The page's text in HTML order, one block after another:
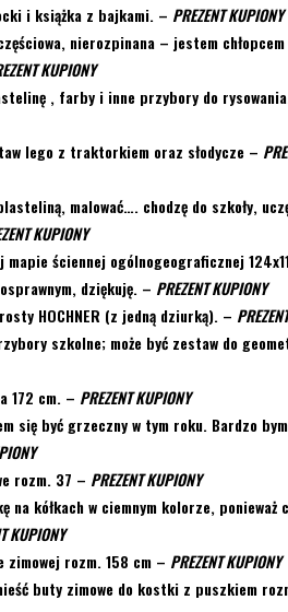
i książka z bajkami. – PREZENT KUPIONY
nierozpinana – jestem chłopcem
KUPIONY
, farby i inne przybory do
lego z traktorkiem oraz słodycze –
malować…. chodzę do szkoły,
KUPIONY
ściennej ogólnogeograficznej
dziękuję. – PREZENT KUPIONY
HOCHNER (z jedną dziurką). –
szkolne; może być zestaw do
172 cm. – PREZENT KUPIONY
się być grzeczny w tym roku. Bardzo
rozm. 37 – PREZENT KUPIONY
na kółkach w ciemnym kolorze, ponieważ
KUPIONY
rozm. 158 cm – PREZENT KUPIONY
buty zimowe do kostki z puszkiem